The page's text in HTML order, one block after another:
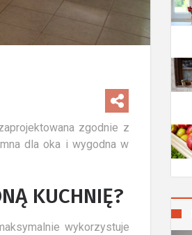
zgodnie z
dla oka i wygodna w
KUCHNIĘ?
wykorzystuje